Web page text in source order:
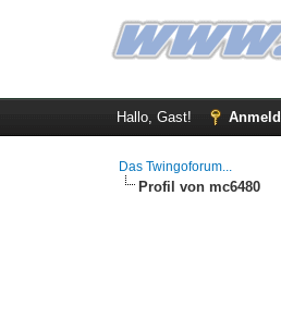
Hallo, Gast!
Das Twingoforum...
Profil von mc6480